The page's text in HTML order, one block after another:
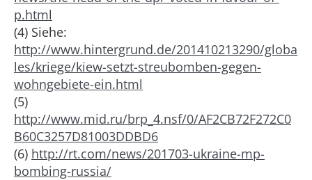
p.html
(4) Siehe:
http://www.hintergrund.de/201410213290/globa
les/kriege/kiew-setzt-streubomben-gegen-
wohngebiete-ein.html
(5)
http://www.mid.ru/brp_4.nsf/0/AF2CB72F272C0
B60C3257D81003DDBD6
(6) http://rt.com/news/201703-ukraine-mp-
bombing-russia/